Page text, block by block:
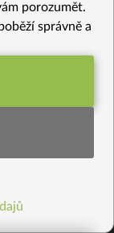
dort
porozumět.
správně a